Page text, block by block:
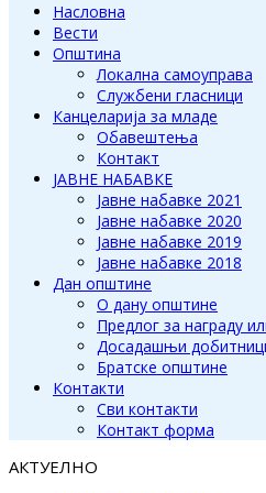
Насловна
Вести
Општина
Локална самоуправа
Службени гласници
Канцеларија за младе
Обавештења
Контакт
ЈАВНЕ НАБАВКЕ
Јавне набавке 2021
Јавне набавке 2020
Јавне набавке 2019
Јавне набавке 2018
Дан општине
О дану општине
Предлог за награду
Досадашњи
Братске општине
Контакти
Сви контакти
Контакт форма
АКТУЕЛНО